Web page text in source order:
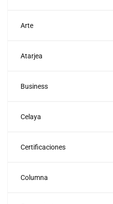
Arte
Atarjea
Business
Celaya
Certificaciones
Columna